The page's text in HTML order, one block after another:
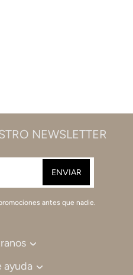
NEWSLETTER
antes que nadie.
ayuda